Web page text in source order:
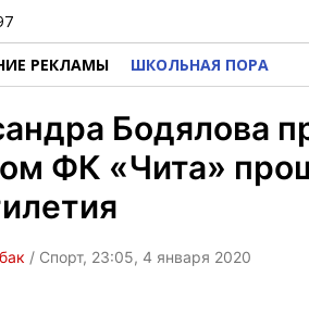
РЕКЛАМЫ ШКОЛЬНАЯ ПОРА
Бодялова
ФК «Чита»
/ Спорт, 23:05, 4 января 2020